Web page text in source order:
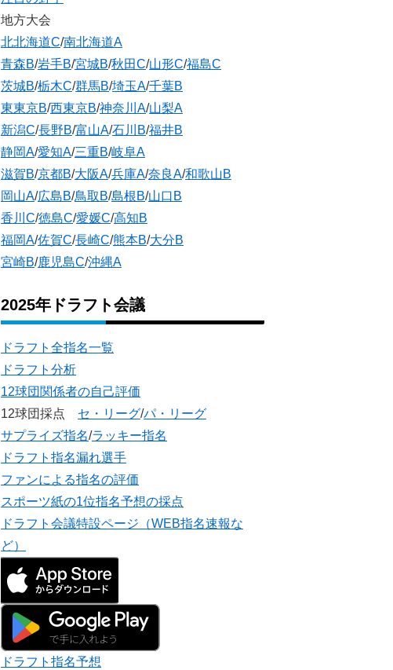
地方大会
北北海道C/南北海道A
青森B/岩手B/宮城B/秋田C/山形C/福島C
茨城B/栃木C/群馬B/埼玉A/千葉B
東東京B/西東京B/神奈川A/山梨A
新潟C/長野B/富山A/石川B/福井B
静岡A/愛知A/三重B/岐阜A
滋賀B/京都B/大阪A/兵庫A/奈良A/和歌山B
岡山A/広島B/鳥取B/島根B/山口B
香川C/徳島C/愛媛C/高知B
福岡A/佐賀C/長崎C/熊本B/大分B
宮崎B/鹿児島C/沖縄A
2025年ドラフト会議
ドラフト全指名一覧
ドラフト分析
12球団関係者の自己評価
12球団採点 セ・リーグ/パ・リーグ
サプライズ指名/ラッキー指名
ドラフト指名漏れ選手
ファンによる指名の評価
スポーツ紙の1位指名予想の採点
ドラフト会議特設ページ（WEB指名速報な
ど）
ドラフト指名予想